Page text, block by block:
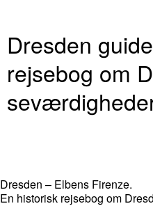
Dresden
rejsebog om
Dresden – Elbens Firenze.
En historisk rejsebog om